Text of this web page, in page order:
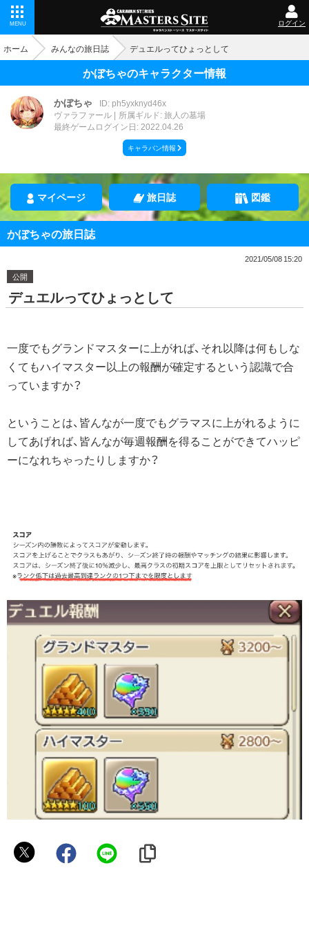
MENU ログイン
ホーム みんなの旅日誌 デュエルってひょっとして
かぼちゃのキャラクター情報
かぼちゃ
ID: ph5yxknyd46x
ヴァラファール
所属ギルド: 旅人の墓場
最終ゲームログイン日: 2022.04.26
キャラバン情報
マイページ 旅日誌 図鑑
かぼちゃの旅日誌
2021/05/08 15:20
公開
デュエルってひょっとして
一度でもグランドマスターに上がれば、それ以降は何もしな
くてもハイマスター以上の報酬が確定するという認識で合
っていますか？
ということは、皆んなが一度でもグラマスに上がれるように
してあげれば、皆んなが毎週報酬を得ることができてハッピ
ーになれちゃったりしますか？
か